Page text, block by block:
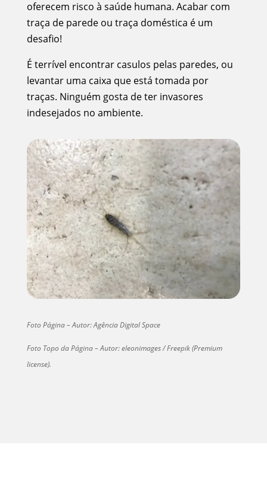
oferecem risco à saúde humana. Acabar com
traça de parede ou traça doméstica é um
desafio!
É terrível encontrar casulos pelas paredes, ou
levantar uma caixa que está tomada por
traças. Ninguém gosta de ter invasores
indesejados no ambiente.
Foto Página – Autor: Agência Digital Space
Foto Topo da Página – Autor: eleonimages / Freepik (Premium
license).